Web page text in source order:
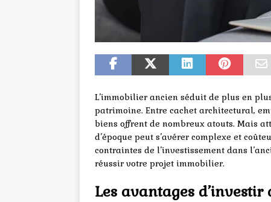
L’immobilier ancien séduit de plus en
patrimoine. Entre cachet architectural,
biens offrent de nombreux atouts. Mais
d’époque peut s’avérer complexe et
contraintes de l’investissement dans
réussir votre projet immobilier.
Les avantages